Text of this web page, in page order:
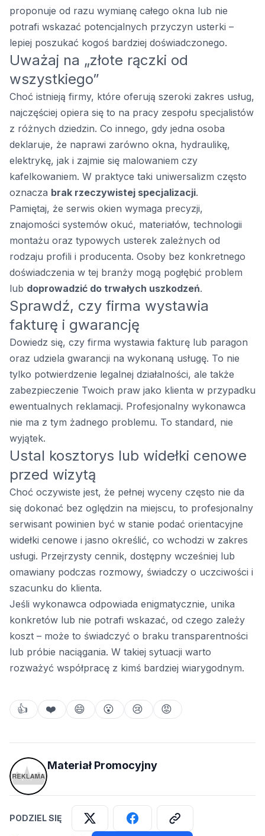
proponuje od razu wymianę całego okna lub nie
potrafi wskazać potencjalnych przyczyn usterki –
lepiej poszukać kogoś bardziej doświadczonego.
Uważaj na „złote rączki od
wszystkiego”
Choć istnieją firmy, które oferują szeroki zakres usług,
najczęściej opiera się to na pracy zespołu specjalistów
z różnych dziedzin. Co innego, gdy jedna osoba
deklaruje, że naprawi zarówno okna, hydraulikę,
elektrykę, jak i zajmie się malowaniem czy
kafelkowaniem. W praktyce taki uniwersalizm często
oznacza brak rzeczywistej specjalizacji.
Pamiętaj, że serwis okien wymaga precyzji,
znajomości systemów okuć, materiałów, technologii
montażu oraz typowych usterek zależnych od
rodzaju profili i producenta. Osoby bez konkretnego
doświadczenia w tej branży mogą pogłębić problem
lub doprowadzić do trwałych uszkodzeń.
Sprawdź, czy firma wystawia
fakturę i gwarancję
Dowiedz się, czy firma wystawia fakturę lub paragon
oraz udziela gwarancji na wykonaną usługę. To nie
tylko potwierdzenie legalnej działalności, ale także
zabezpieczenie Twoich praw jako klienta w przypadku
ewentualnych reklamacji. Profesjonalny wykonawca
nie ma z tym żadnego problemu. To standard, nie
wyjątek.
Ustal kosztorys lub widełki cenowe
przed wizytą
Choć oczywiste jest, że pełnej wyceny często nie da
się dokonać bez oględzin na miejscu, to profesjonalny
serwisant powinien być w stanie podać orientacyjne
widełki cenowe i jasno określić, co wchodzi w zakres
usługi. Przejrzysty cennik, dostępny wcześniej lub
omawiany podczas rozmowy, świadczy o uczciwości i
szacunku do klienta.
Jeśli wykonawca odpowiada enigmatycznie, unika
konkretów lub nie potrafi wskazać, od czego zależy
koszt – może to świadczyć o braku transparentności
lub próbie naciągania. W takiej sytuacji warto
rozważyć współpracę z kimś bardziej wiarygodnym.
👍 ❤️ 😄 😮 😢 😡
Materiał Promocyjny
PODZIEL SIĘ